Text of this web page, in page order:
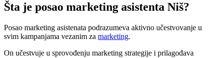
Šta je posao marketing asistenta Niš?
Posao marketing asistenata podrazumeva aktivno učestvovanje u
svim kampanjama vezanim za marketing.
On učestvuje u sprovođenju marketing strategije i prilagođava